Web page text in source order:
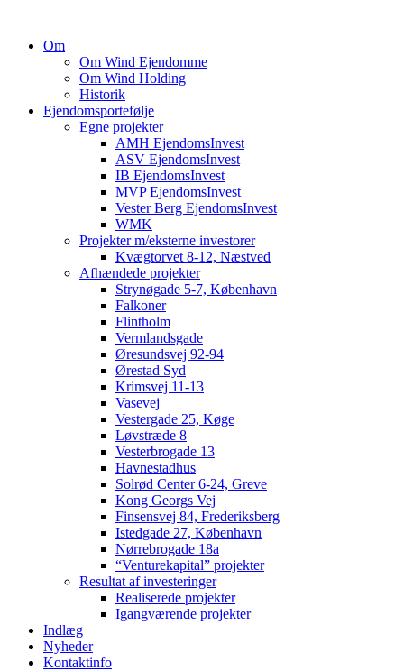
Om
Om Wind Ejendomme
Om Wind Holding
Historik
Ejendomsportefølje
Egne projekter
AMH EjendomsInvest
ASV EjendomsInvest
IB EjendomsInvest
MVP EjendomsInvest
Vester Berg EjendomsInvest
WMK
Projekter m/eksterne investorer
Kvægtorvet 8-12, Næstved
Afhændede projekter
Strynøgade 5-7, København
Falkoner
Flintholm
Vermlandsgade
Øresundsvej 92-94
Ørestad Syd
Krimsvej 11-13
Vasevej
Vestergade 25, Køge
Løvstræde 8
Vesterbrogade 13
Havnestadhus
Solrød Center 6-24, Greve
Kong Georgs Vej
Finsensvej 84, Frederiksberg
Istedgade 27, København
Nørrebrogade 18a
“Venturekapital” projekter
Resultat af investeringer
Realiserede projekter
Igangværende projekter
Indlæg
Nyheder
Kontaktinfo